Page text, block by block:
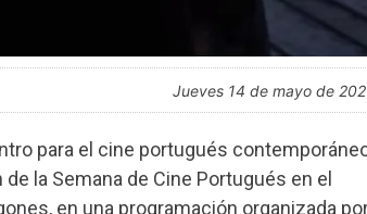
jueves 14 de mayo de
para el cine portugués
la Semana de Cine Portugués en el
en una programación organizada